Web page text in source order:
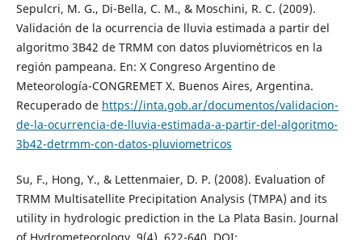
Sepulcri, M. G., Di-Bella, C. M., & Moschini, R. C. (2009).
Validación de la ocurrencia de lluvia estimada a partir del
algoritmo 3B42 de TRMM con datos pluviométricos en la
región pampeana. En: X Congreso Argentino de
Meteorología-CONGREMET X. Buenos Aires, Argentina.
Recuperado de https://inta.gob.ar/documentos/validacion-
de-la-ocurrencia-de-lluvia-estimada-a-partir-del-algoritmo-
3b42-detrmm-con-datos-pluviometricos
Su, F., Hong, Y., & Lettenmaier, D. P. (2008). Evaluation of
TRMM Multisatellite Precipitation Analysis (TMPA) and its
utility in hydrologic prediction in the La Plata Basin. Journal